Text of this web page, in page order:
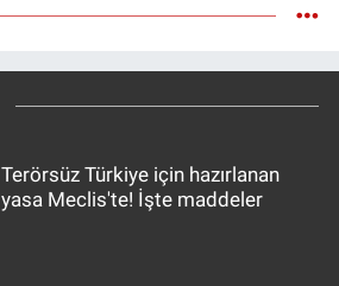
Terörsüz Türkiye için hazırlanan
yasa Meclis'te! İşte maddeler